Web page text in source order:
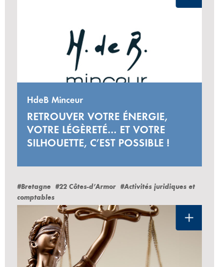
HdeB Minceur
RETROUVER VOTRE ÉNERGIE,
VOTRE LÉGÈRETÉ… ET VOTRE
SILHOUETTE, C’EST POSSIBLE !
#Bretagne #22 Côtes-d’Armor #Activités juridiques et
comptables